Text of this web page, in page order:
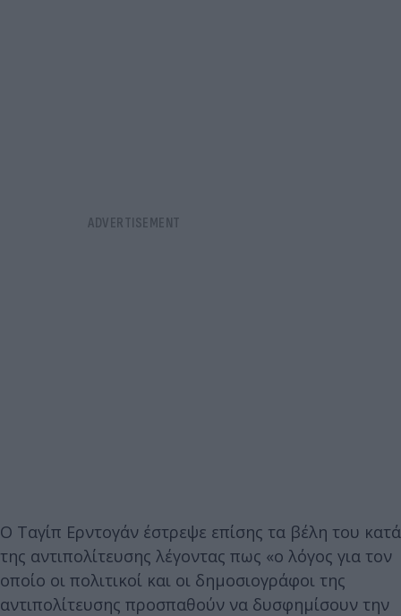
Ο Ταγίπ Ερντογάν έστρεψε επίσης τα βέλη του κατά
της αντιπολίτευσης λέγοντας πως «ο λόγος για τον
οποίο οι πολιτικοί και οι δημοσιογράφοι της
αντιπολίτευσης προσπαθούν να δυσφημίσουν την